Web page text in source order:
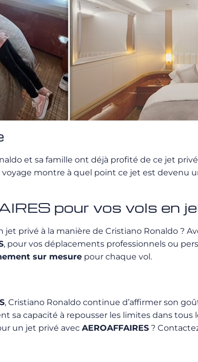
et sa famille ont déjà profité de ce jet
montre à quel point ce jet est devenu
pour vos vols en
jet privé à la manière de Cristiano Ronaldo ?
, pour vos déplacements professionnels ou
sur mesure pour chaque vol.
, Cristiano Ronaldo continue d’affirmer son
capacité à repousser les limites dans tous
un jet privé avec AEROAFFAIRES ?